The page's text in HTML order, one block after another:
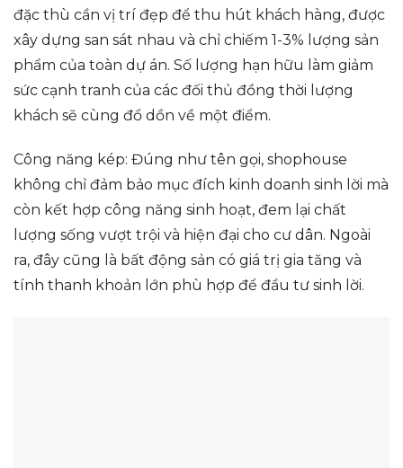
đặc thù cần vị trí đẹp để thu hút khách hàng, được
xây dựng san sát nhau và chỉ chiếm 1-3% lượng sản
phẩm của toàn dự án. Số lượng hạn hữu làm giảm
sức cạnh tranh của các đối thủ đồng thời lượng
khách sẽ cùng đổ dồn về một điểm.
Công năng kép: Đúng như tên gọi, shophouse
không chỉ đảm bảo mục đích kinh doanh sinh lời mà
còn kết hợp công năng sinh hoạt, đem lại chất
lượng sống vượt trội và hiện đại cho cư dân. Ngoài
ra, đây cũng là bất động sản có giá trị gia tăng và
tính thanh khoản lớn phù hợp để đầu tư sinh lời.